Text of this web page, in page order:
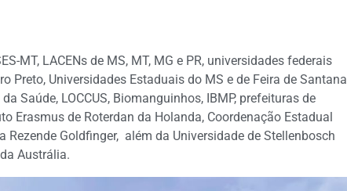
MT, LACENs de MS, MT, MG e PR, universidades federais
Preto, Universidades Estaduais do MS e de Feira de Santana
Saúde, LOCCUS, Biomanguinhos, IBMP, prefeituras de
Erasmus de Roterdan da Holanda, Coordenação Estadual
Goldfinger, além da Universidade de Stellenbosch
Austrália.